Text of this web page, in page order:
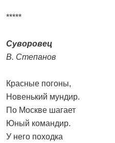
*****
Суворовец
В. Степанов
Красные погоны,
Новенький мундир.
По Москве шагает
Юный командир.
У него походка